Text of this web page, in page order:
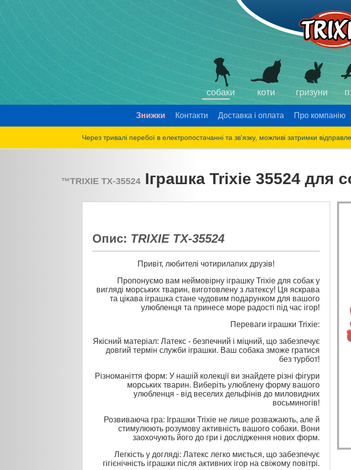
собаки коти гризуни
Знижки Контакти Доставка і оплата Про компанію
Через тривалі перебої в електропостачанні та зв'язку, можливі затримки
™TRIXIETX-35524Іграшка Trixie 35524 для
Опис: TRIXIE TX-35524
Привіт, любителі чотирилапих друзів!
Пропонуємо вам неймовірну іграшку Trixie для собак у
вигляді морських тварин, виготовлену з латексу! Ця яскрава
та цікава іграшка стане чудовим подарунком для вашого
улюбленця та принесе море радості під час ігор!
Переваги іграшки Trixie:
Якісний матеріал: Латекс - безпечний і міцний, що забезпечує
довгий термін служби іграшки. Ваш собака зможе гратися
без турбот!
Різноманіття форм: У нашій колекції ви знайдете різні фігури
морських тварин. Виберіть улюблену форму вашого
улюбленця - від веселих дельфінів до миловидних
восьминогів!
Розвиваюча гра: Іграшки Trixie не лише розважають, але й
стимулюють розумову активність вашого собаки. Вони
заохочують його до гри і дослідження нових форм.
Легкість у догляді: Латекс легко миється, що забезпечує
гігієнічність іграшки після активних ігор на свіжому повітрі.